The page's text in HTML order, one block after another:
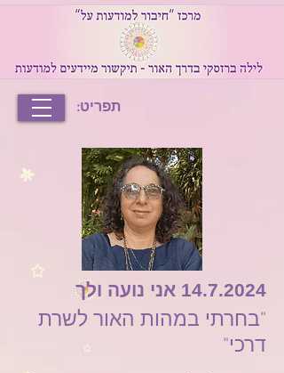
תפריט:
14.7.2024 אני נועה ולך
"בחרתי במהות האור לשרת
דרכי"